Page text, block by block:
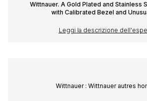
Wittnauer. A Gold Plated and Stainless
with Calibrated Bezel and
Leggi la descrizione
Wittnauer : Wittnauer autres